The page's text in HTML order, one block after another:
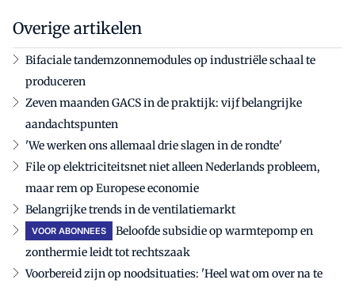
Overige artikelen
Bifaciale tandemzonnemodules op industriële schaal te
produceren
Zeven maanden GACS in de praktijk: vijf belangrijke
aandachtspunten
'We werken ons allemaal drie slagen in de rondte'
File op elektriciteitsnet niet alleen Nederlands probleem,
maar rem op Europese economie
Belangrijke trends in de ventilatiemarkt
VOOR ABONNEES
Beloofde subsidie op warmtepomp en
zonthermie leidt tot rechtszaak
Voorbereid zijn op noodsituaties: 'Heel wat om over na te